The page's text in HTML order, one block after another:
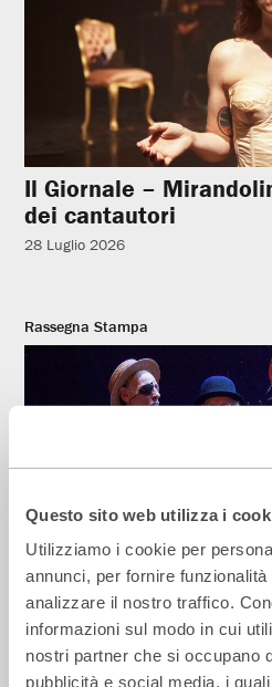
Questo sito web utilizza i
Utilizziamo i cookie per
annunci, per fornire
analizzare il nostro traffico.
informazioni sul modo in cui
nostri partner che si occupano
pubblicità e social media, i
Il Giornale –
dei cantautori
28 Luglio 2026
Rassegna Stampa
La Repubblica – In
strada secondo
14 Luglio 2026